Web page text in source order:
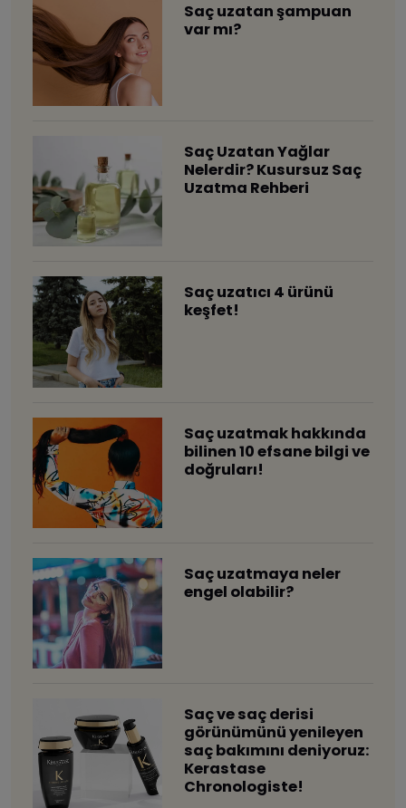
Saç uzatan şampuan
var mı?
Saç Uzatan Yağlar
Nelerdir? Kusursuz Saç
Uzatma Rehberi
Saç uzatıcı 4 ürünü
keşfet!
Saç uzatmak hakkında
bilinen 10 efsane bilgi ve
doğruları!
Saç uzatmaya neler
engel olabilir?
Saç ve saç derisi
görünümünü yenileyen
saç bakımını deniyoruz:
Kerastase
Chronologiste!